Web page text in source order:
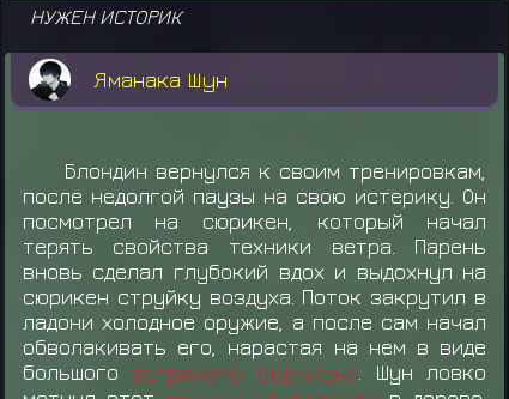
НУЖЕН ИСТОРИК
Яманака Шун
Блондин вернулся к своим тренировкам,
после недолгой паузы на свою истерику. Он
посмотрел на сюрикен, который начал
терять свойства техники ветра. Парень
вновь сделал глубокий вдох и выдохнул на
сюрикен струйку воздуха. Поток закрутил в
ладони холодное оружие, а после сам начал
обволакивать его, нарастая на нем в виде
большоговетряного сюрикена . Шун ловко